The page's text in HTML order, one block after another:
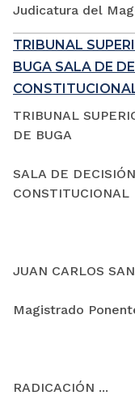
Judicatura del
TRIBUNAL
BUGA SALA DE
TRIBUNAL
DE BUGA
SALA DE
CONSTITUCIONAL
JUAN CARLOS
Magistrado
RADICACIÓN ...